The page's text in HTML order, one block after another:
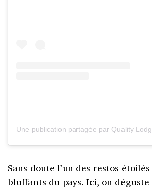
Sans doute l’un des restos
bluffants du pays. Ici, on déguste